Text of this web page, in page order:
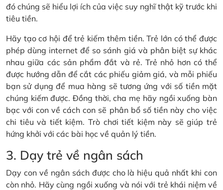
đó chúng sẽ hiểu lợi ích của việc suy nghĩ thật kỹ trước khi
tiêu tiền.
Hãy tạo cơ hội để trẻ kiếm thêm tiền. Trẻ lớn có thể được
phép dùng internet để so sánh giá và phân biệt sự khác
nhau giữa các sản phẩm đắt và rẻ. Trẻ nhỏ hơn có thể
được hướng dẫn để cắt các phiếu giảm giá, và mỗi phiếu
bạn sử dụng để mua hàng sẽ tương ứng với số tiền mặt
chúng kiếm được. Đồng thời, cha mẹ hãy ngồi xuống bàn
bạc với con về cách con sẽ phân bổ số tiền này cho việc
chi tiêu và tiết kiệm. Trò chơi tiết kiệm này sẽ giúp trẻ
hứng khởi với các bài học về quản lý tiền.
3. Dạy trẻ về ngân sách
Dạy con về ngân sách được cho là hiệu quả nhất khi con
còn nhỏ. Hãy cùng ngồi xuống và nói với trẻ khái niệm về